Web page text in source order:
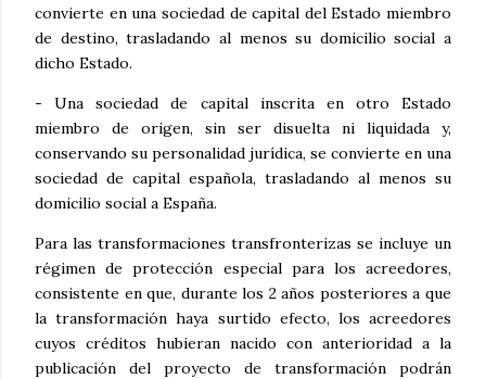
convierte en una sociedad de capital del Estado miembro
de destino, trasladando al menos su domicilio social a
dicho Estado.
- Una sociedad de capital inscrita en otro Estado
miembro de origen, sin ser disuelta ni liquidada y,
conservando su personalidad jurídica, se convierte en una
sociedad de capital española, trasladando al menos su
domicilio social a España.
Para las transformaciones transfronterizas se incluye un
régimen de protección especial para los acreedores,
consistente en que, durante los 2 años posteriores a que
la transformación haya surtido efecto, los acreedores
cuyos créditos hubieran nacido con anterioridad a la
publicación del proyecto de transformación podrán